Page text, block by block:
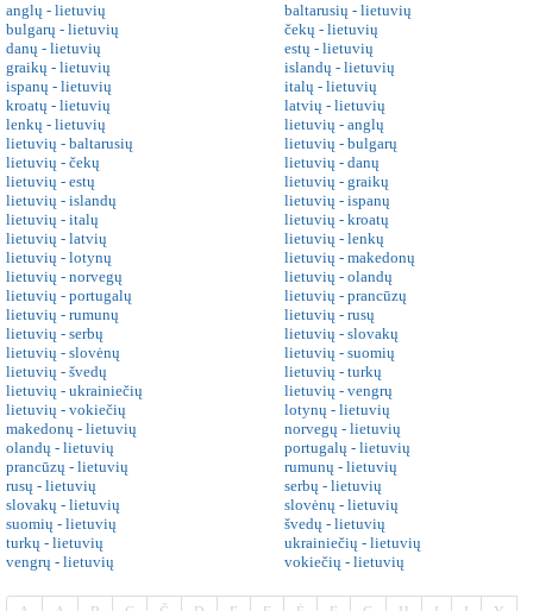
anglų - lietuvių
baltarusių - lietuvių
bulgarų - lietuvių
čekų - lietuvių
danų - lietuvių
estų - lietuvių
graikų - lietuvių
islandų - lietuvių
ispanų - lietuvių
italų - lietuvių
kroatų - lietuvių
latvių - lietuvių
lenkų - lietuvių
lietuvių - anglų
lietuvių - baltarusių
lietuvių - bulgarų
lietuvių - čekų
lietuvių - danų
lietuvių - estų
lietuvių - graikų
lietuvių - islandų
lietuvių - ispanų
lietuvių - italų
lietuvių - kroatų
lietuvių - latvių
lietuvių - lenkų
lietuvių - lotynų
lietuvių - makedonų
lietuvių - norvegų
lietuvių - olandų
lietuvių - portugalų
lietuvių - prancūzų
lietuvių - rumunų
lietuvių - rusų
lietuvių - serbų
lietuvių - slovakų
lietuvių - slovėnų
lietuvių - suomių
lietuvių - švedų
lietuvių - turkų
lietuvių - ukrainiečių
lietuvių - vengrų
lietuvių - vokiečių
lotynų - lietuvių
makedonų - lietuvių
norvegų - lietuvių
olandų - lietuvių
portugalų - lietuvių
prancūzų - lietuvių
rumunų - lietuvių
rusų - lietuvių
serbų - lietuvių
slovakų - lietuvių
slovėnų - lietuvių
suomių - lietuvių
švedų - lietuvių
turkų - lietuvių
ukrainiečių - lietuvių
vengrų - lietuvių
vokiečių - lietuvių